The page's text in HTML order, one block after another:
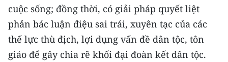
cuộc sống; đồng thời, có giải pháp quyết liệt
phản bác luận điệu sai trái, xuyên tạc của các
thế lực thù địch, lợi dụng vấn đề dân tộc, tôn
giáo để gây chia rẽ khối đại đoàn kết dân tộc.